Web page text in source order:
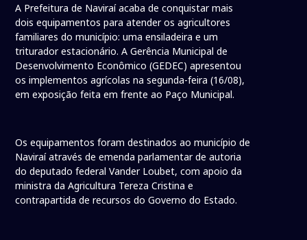
A Prefeitura de Naviraí acaba de conquistar mais
dois equipamentos para atender os agricultores
familiares do município: uma ensiladeira e um
triturador estacionário. A Gerência Municipal de
Desenvolvimento Econômico (GEDEC) apresentou
os implementos agrícolas na segunda-feira (16/08),
em exposição feita em frente ao Paço Municipal.
Os equipamentos foram destinados ao município de
Naviraí através de emenda parlamentar de autoria
do deputado federal Vander Loubet, com apoio da
ministra da Agricultura Tereza Cristina e
contrapartida de recursos do Governo do Estado.